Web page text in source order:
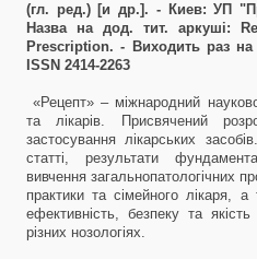
(гл. ред.) [и др.]. - Киев: УП
Назва на дод. тит. аркуші:
Prescription. - Виходить раз
ISSN 2414-2263
«Рецепт» – міжнародний
та лікарів. Присвячений
застосування лікарських
статті, результати
вивчення загальнопатологічних
практики та сімейного лікаря,
ефективність, безпеку та
різних нозологіях.